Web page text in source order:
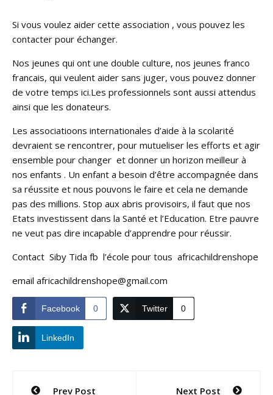
Si vous voulez aider cette association , vous pouvez les
contacter pour échanger.
Nos jeunes qui ont une double culture, nos jeunes franco
francais, qui veulent aider sans juger, vous pouvez donner
de votre temps ici.Les professionnels sont aussi attendus
ainsi que les donateurs.
Les associatioons internationales d’aide à la scolarité
devraient se rencontrer, pour mutueliser les efforts et agir
ensemble pour changer et donner un horizon meilleur à
nos enfants . Un enfant a besoin d’être accompagnée dans
sa réussite et nous pouvons le faire et cela ne demande
pas des millions. Stop aux abris provisoirs, il faut que nos
Etats investissent dans la Santé et l’Education. Etre pauvre
ne veut pas dire incapable d’apprendre pour réussir.
Contact Siby Tida fb l’école pour tous africachildrenshope
email africachildrenshope@gmail.com
Facebook 0 Twitter 0
LinkedIn
Navigation
Prev Post Next Post